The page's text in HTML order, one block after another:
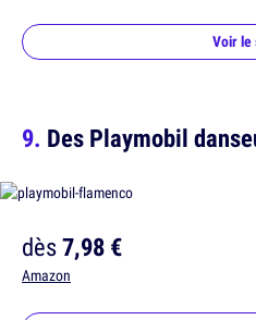
Voir le
Des Playmobil
dès7,98 €
Amazon